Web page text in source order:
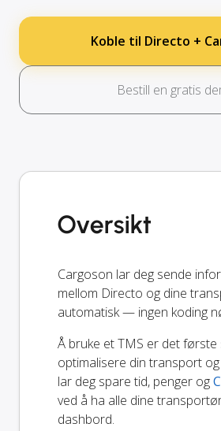
Koble til Directo +
Bestill en gratis
Oversikt
Cargoson lar deg sende
mellom Directo og dine
automatisk — ingen koding
Å bruke et TMS er det
optimalisere din transport
lar deg spare tid, penger og
ved å ha alle dine
dashbord.